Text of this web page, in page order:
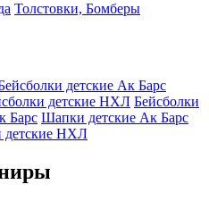
Толстовки, Бомберы
детские Ак Барс
детские НХЛ Бейсболки
Барс Шапки детские Ак Барс
НХЛ